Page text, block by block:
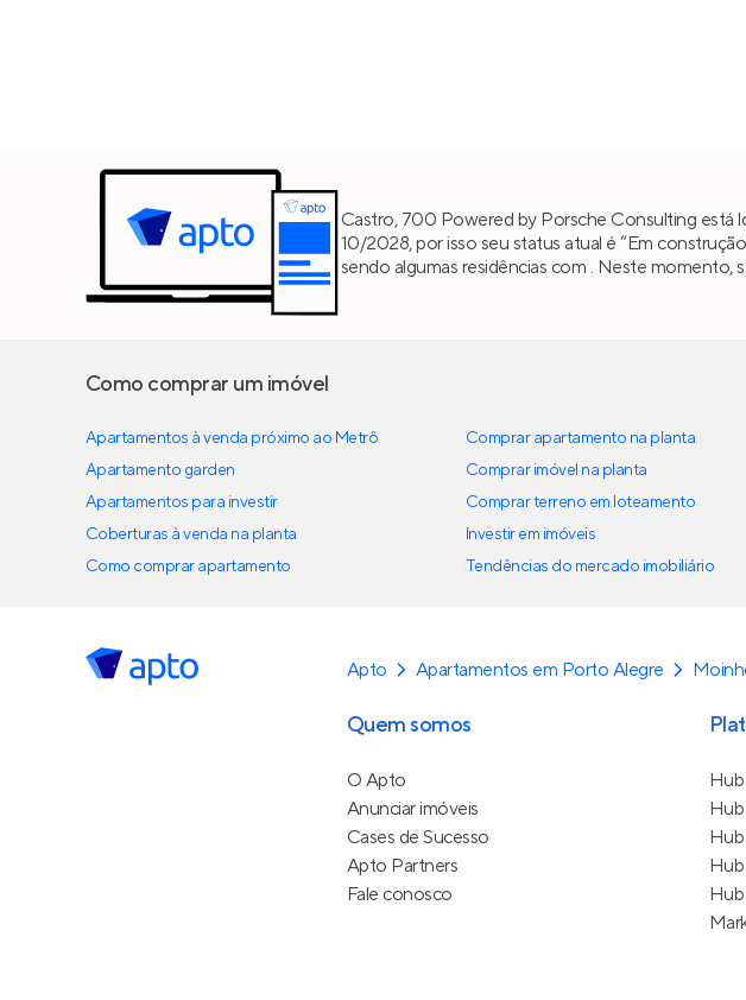
Castro, 700 Powered by Porsche Consulting está
10/2028, por isso seu status atual é “Em
sendo algumas residências com . Neste momento,
Como comprar um imóvel
Apartamentos à venda próximo ao Metrô
Apartamento garden
Apartamentos para investir
Coberturas à venda na planta
Como comprar apartamento
Comprar apartamento na planta
Comprar imóvel na planta
Comprar terreno em loteamento
Investir em imóveis
Tendências do mercado imobiliário
Apto Apartamentos em Porto Alegre
Quem somos
O Apto
Anunciar imóveis
Cases de Sucesso
Apto Partners
Fale conosco